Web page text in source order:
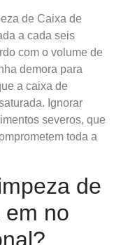
de Caixa de
a cada seis
com o volume de
demora para
a caixa de
Ignorar
severos, que
toda a
de
em no